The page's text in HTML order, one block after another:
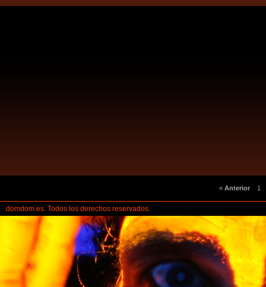
« Anterior 1
domdom.es. Todos los derechos reservados.